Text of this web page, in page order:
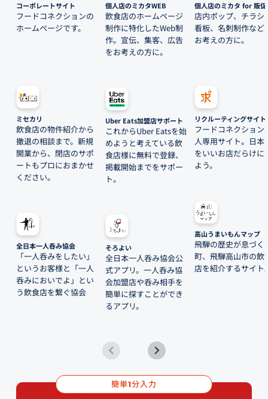
コーポレートサイト
フードコネクションの
ホームページです。
ミセカリ
飲食店の物件紹介から
撤退の相談まで。新規
開業から、閉店のサポ
ートもプロにおまかせ
ください。
全日本一人呑み協会
「一人呑みをしたい」
というお客様と「一人
呑みにおいでよ」とい
う飲食店を繋ぐ協会
個人店のミカタWEB
飲食店のホームページ
制作に特化したWeb制
作。宣伝、集客、広告
をお考えの方に。
Uber Eats加盟店サポート
これからUber Eatsを始
めようと考えている飲
食店様に無料で登録、
掲載開始までをサポー
ト。
そろよい
全日本一人呑み協会公
式アプリ。一人呑み協
会加盟店や呑み相手を
簡単に探すことができ
るアプリ。
個人店のミカタ for 販促
店内ポップ、チラシ
看板、名刺制作など
お考えの方に。
リクルーティングサイト
フードコネクション
人専用サイト。日本
をいいお店だらけに
よう。
高山うまいもんマップ
飛騨の歴史が息づく
町、飛騨高山市の飲
店を紹介するサイト
簡単1分入力